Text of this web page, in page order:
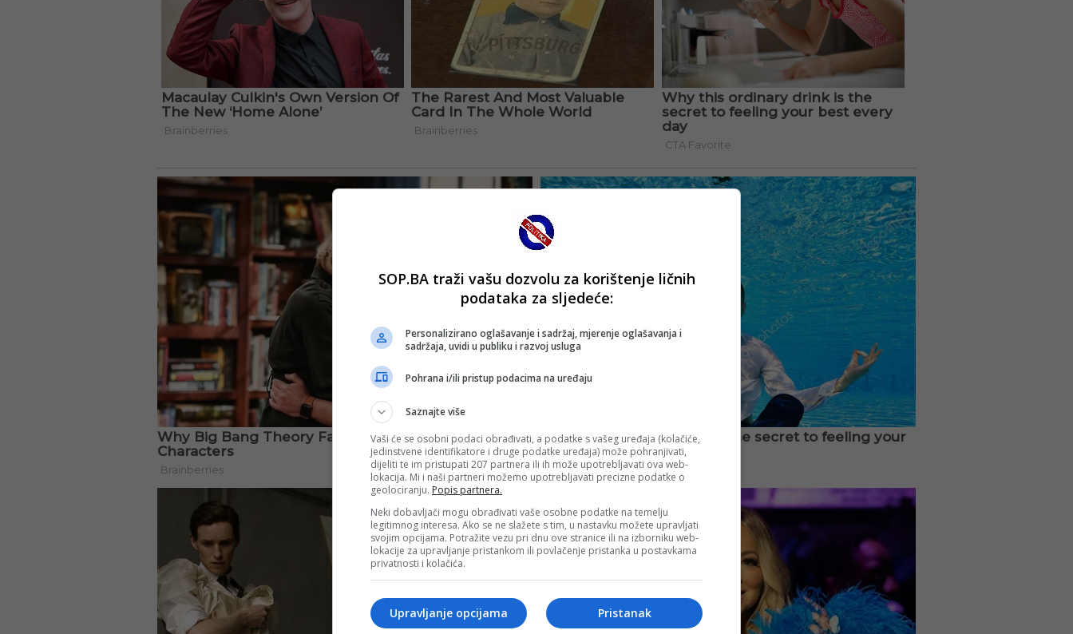
SOP.BA traži vašu dozvolu za korištenje ličnih
podataka za sljedeće:
Personalizirano oglašavanje i sadržaj, mjerenje oglašavanja i
sadržaja, uvidi u publiku i razvoj usluga
Pohrana i/ili pristup podacima na uređaju
Saznajte više
Vaši će se osobni podaci obrađivati, a podatke s vašeg uređaja (kolačiće,
jedinstvene identifikatore i druge podatke uređaja) može pohranjivati,
dijeliti te im pristupati 207 partnera ili ih može upotrebljavati ova web-
lokacija. Mi i naši partneri možemo upotrebljavati precizne podatke o
geolociranju. Popis partnera.
Neki dobavljači mogu obrađivati vaše osobne podatke na temelju
legitimnog interesa. Ako se ne slažete s tim, u nastavku možete upravljati
svojim opcijama. Potražite vezu pri dnu ove stranice ili na izborniku web-
lokacije za upravljanje pristankom ili povlačenje pristanka u postavkama
privatnosti i kolačića.
Pristanak
Upravljanje opcijama